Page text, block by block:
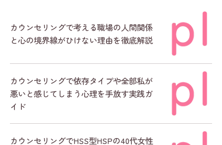
カウンセリングで考える職場の人間関係
と心の境界線がひけない理由を徹底解説
カウンセリングで依存タイプや全部私が
悪いと感じてしまう心理を手放す実践ガ
イド
カウンセリングでHSS型HSPの40代女性